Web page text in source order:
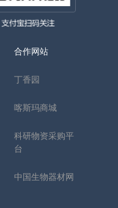
合作网站
丁香园
喀斯玛商城
科研物资采购平
台
中国生物器材网